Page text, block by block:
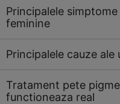
Principalele
feminine
Principalele cauze
Tratament pete
functioneaza real